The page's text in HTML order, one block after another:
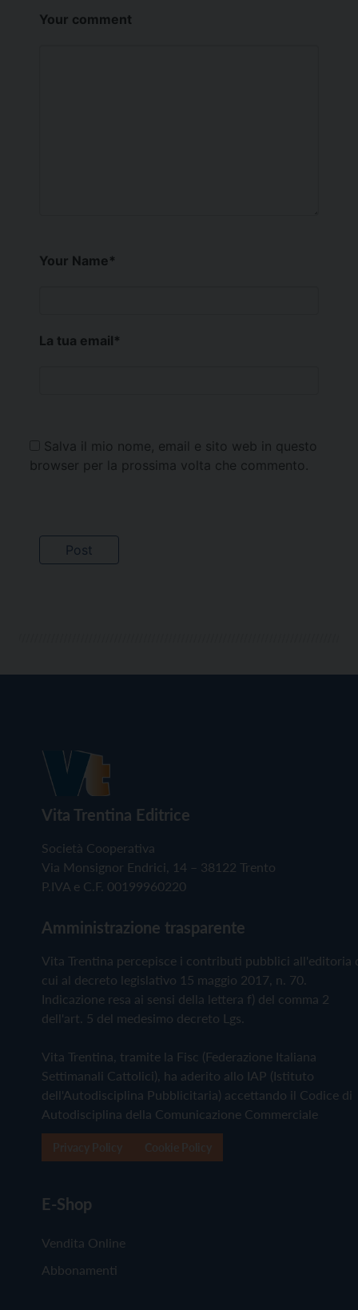
Your comment
Your Name*
La tua email*
Salva il mio nome, email e sito web in questo
browser per la prossima volta che commento.
Vita Trentina Editrice
Società Cooperativa
Via Monsignor Endrici, 14 – 38122 Trento
P.IVA e C.F. 00199960220
Amministrazione trasparente
Vita Trentina percepisce i contributi pubblici all'editoria
cui al decreto legislativo 15 maggio 2017, n. 70.
Indicazione resa ai sensi della lettera f) del comma 2
dell'art. 5 del medesimo decreto Lgs.
Vita Trentina, tramite la Fisc (Federazione Italiana
Settimanali Cattolici), ha aderito allo IAP (Istituto
dell'Autodisciplina Pubblicitaria) accettando il Codice di
Autodisciplina della Comunicazione Commerciale
E-Shop
Vendita Online
Abbonamenti